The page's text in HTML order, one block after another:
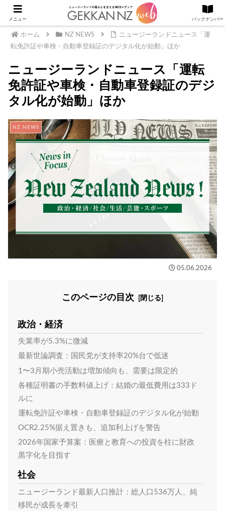
ホーム NZ NEWS
ニュージーランドニュース「運
転免許証や車検・自動車登録証のデジタル化が始動」ほか
ニュージーランドニュース「運転
免許証や車検・自動車登録証のデジ
タル化が始動」ほか
NZ NEWS
05.06.2026
このページの目次
政治・経済
失業率が5.3%に微減
最新世論調査：国民党が支持率20%台で低迷
1〜3月期小売活動は増加傾向も、需要は限定的
各種証明書の手数料値上げ：結婚の最低費用は333ド
ルに
運転免許証や車検・自動車登録証のデジタル化が始動
OCR2.25%据え置きも、追加利上げを警告
2026年国家予算案：医療と教育への投資を柱に財政
黒字化を目指す
社会
ニュージーランド最新人口推計：総人口536万人、純
移民が成長を牽引
メニュー バックナンバー